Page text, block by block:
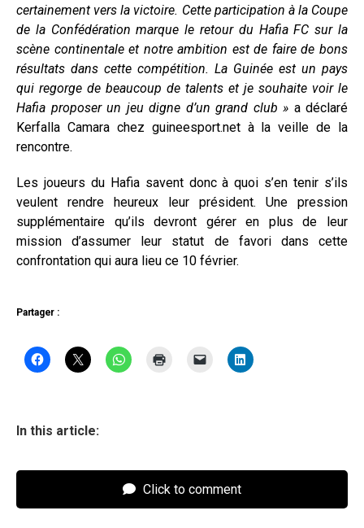
certainement vers la victoire. Cette participation à la Coupe
de la Confédération marque le retour du Hafia FC sur la
scène continentale et notre ambition est de faire de bons
résultats dans cette compétition. La Guinée est un pays
qui regorge de beaucoup de talents et je souhaite voir le
Hafia proposer un jeu digne d’un grand club » a déclaré
Kerfalla Camara chez guineesport.net à la veille de la
rencontre.
Les joueurs du Hafia savent donc à quoi s’en tenir s’ils
veulent rendre heureux leur président. Une pression
supplémentaire qu’ils devront gérer en plus de leur
mission d’assumer leur statut de favori dans cette
confrontation qui aura lieu ce 10 février.
Partager :
In this article:
Click to comment